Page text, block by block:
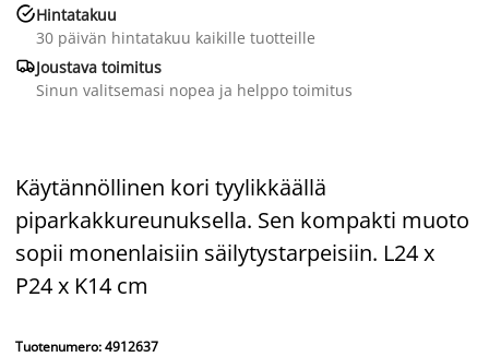
Hintatakuu
30 päivän hintatakuu kaikille tuotteille
Joustava toimitus
Sinun valitsemasi nopea ja helppo toimitus
Käytännöllinen kori tyylikkäällä
piparkakkureunuksella. Sen kompakti muoto
sopii monenlaisiin säilytystarpeisiin. L24 x
P24 x K14 cm
Tuotenumero: 4912637